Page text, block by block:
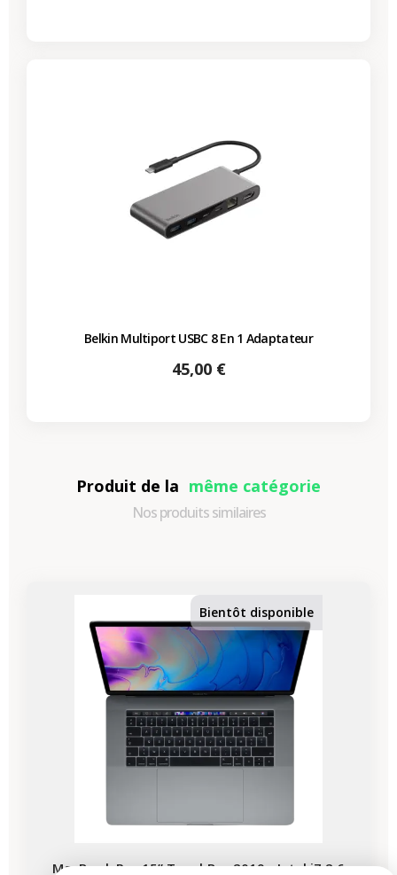
Belkin Multiport USBC 8 En 1 Adaptateur
Prix
45,00 €
Produit de la même catégorie
Nos produits similaires
Bientôt disponible
MacBook Pro 15” TouchBar 2019 - Intel i7 2,6